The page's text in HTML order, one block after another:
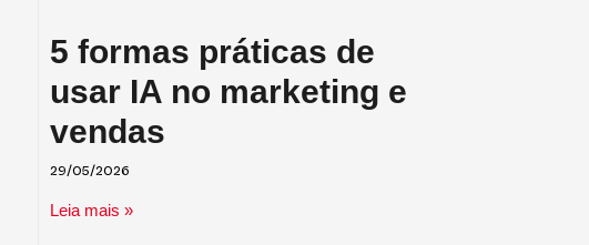
5 formas práticas de
usar IA no marketing e
vendas
29/05/2026
Leia mais »